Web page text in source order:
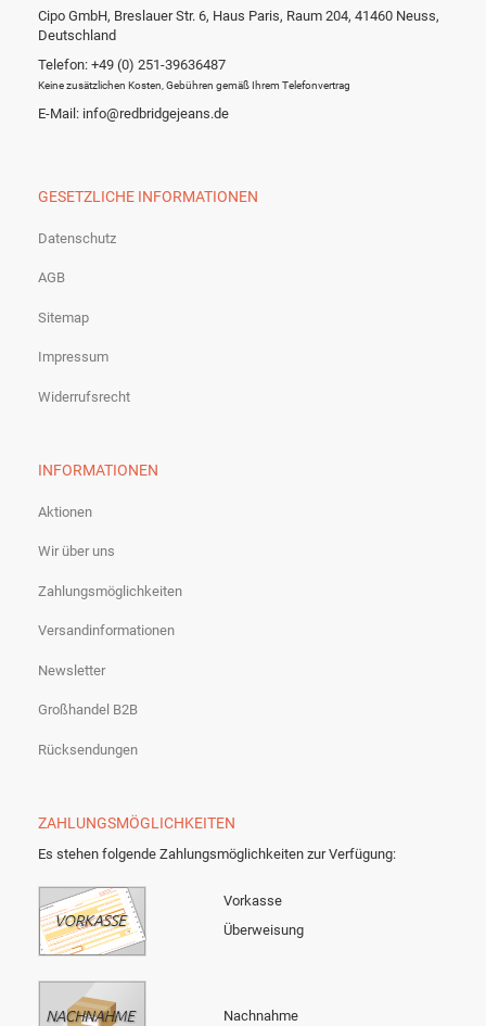
Cipo GmbH, Breslauer Str. 6, Haus Paris, Raum 204, 41460 Neuss,
Deutschland
Telefon: +49 (0) 251-39636487
Keine zusätzlichen Kosten, Gebühren gemäß Ihrem Telefonvertrag
E-Mail: info@redbridgejeans.de
GESETZLICHE INFORMATIONEN
Datenschutz
AGB
Sitemap
Impressum
Widerrufsrecht
INFORMATIONEN
Aktionen
Wir über uns
Zahlungsmöglichkeiten
Versandinformationen
Newsletter
Großhandel B2B
Rücksendungen
ZAHLUNGSMÖGLICHKEITEN
Es stehen folgende Zahlungsmöglichkeiten zur Verfügung:
Vorkasse
Überweisung
Nachnahme